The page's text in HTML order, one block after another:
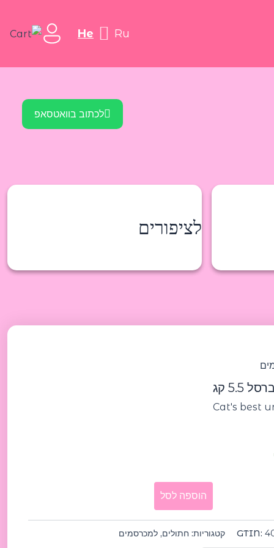
ru
he
לכתוב בוואטסאפ
לציפורים
5.5 קג
Cat's best
5.5kg
קט
הוספה לסל
GTIN: קטגוריות: חתולים,למכרסמים